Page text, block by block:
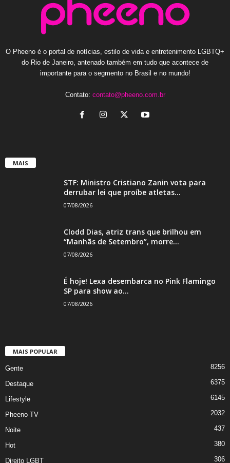
O Pheeno é o portal de notícias, estilo de vida e entretenimento LGBTQ+
do Rio de Janeiro, antenado também em tudo que acontece de
importante para o segmento no Brasil e no mundo!
Contato: contato@pheeno.com.br
MAIS
STF: Ministro Cristiano Zanin vota para
derrubar lei que proíbe atletas...
07/08/2026
Clodd Dias, atriz trans que brilhou em
“Manhãs de Setembro”, morre...
07/08/2026
É hoje! Lexa desembarca no Pink Flamingo
SP para show ao...
07/08/2026
MAIS POPULAR
Gente 8256
Destaque 6375
Lifestyle 6145
Pheeno TV 2032
Noite 437
Hot 380
Direito LGBT 306